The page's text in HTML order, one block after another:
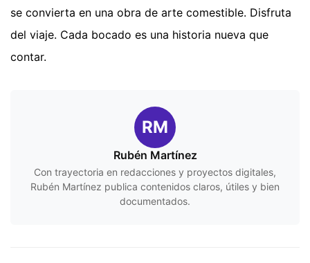
se convierta en una obra de arte comestible. Disfruta
del viaje. Cada bocado es una historia nueva que
contar.
RM
Rubén Martínez
Con trayectoria en redacciones y proyectos digitales,
Rubén Martínez publica contenidos claros, útiles y bien
documentados.